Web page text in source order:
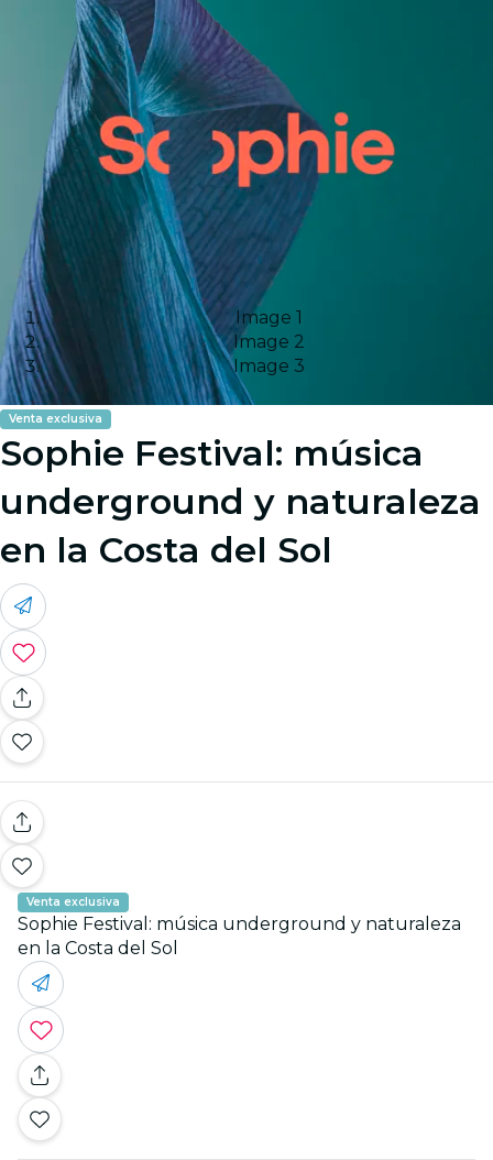
Image 1
Image 2
Image 3
Venta exclusiva
Sophie Festival: música
underground y naturaleza
en la Costa del Sol
Venta exclusiva
Sophie Festival: música underground y naturaleza
en la Costa del Sol